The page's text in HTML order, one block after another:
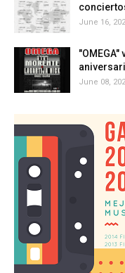
June 16,
June 08,